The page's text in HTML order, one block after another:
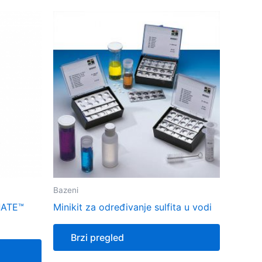
Bazeni
Minikit za određivanje sulfita u vodi
Brzi pregled